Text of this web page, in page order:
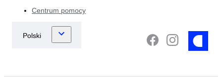
Centrum pomocy